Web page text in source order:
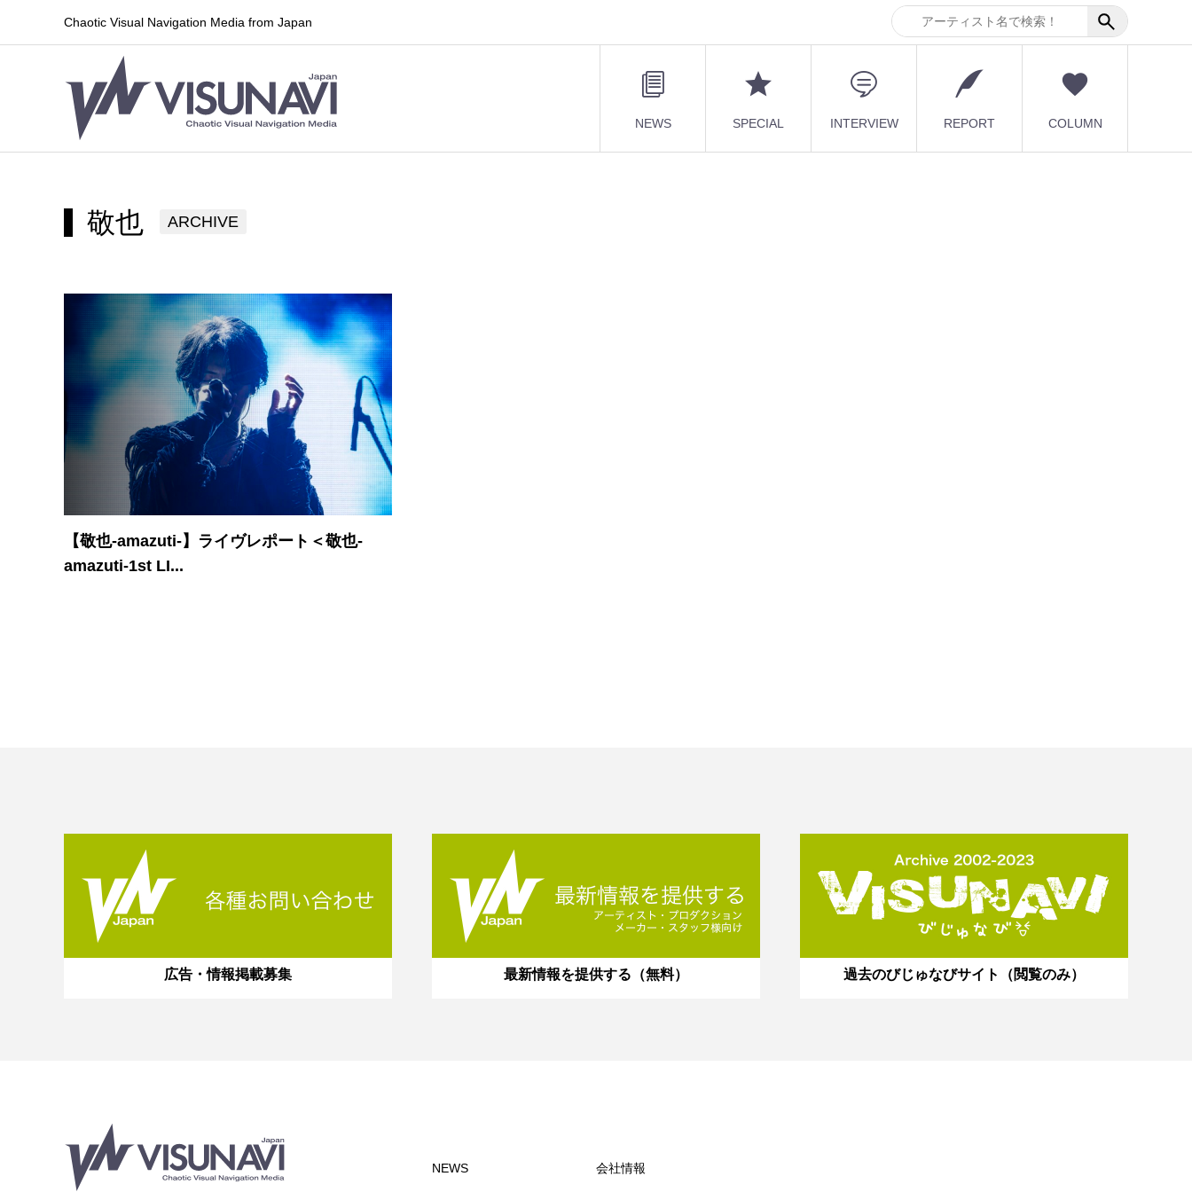
Chaotic Visual Navigation Media from Japan
NEWS SPECIAL INTERVIEW REPORT COLUMN
敬也 ARCHIVE
【敬也-amazuti-】ライヴレポート＜敬也-
amazuti-1st LI...
広告・情報掲載募集 最新情報を提供する（無料） 過去のびじゅなびサイト（閲覧のみ）
NEWS 会社情報